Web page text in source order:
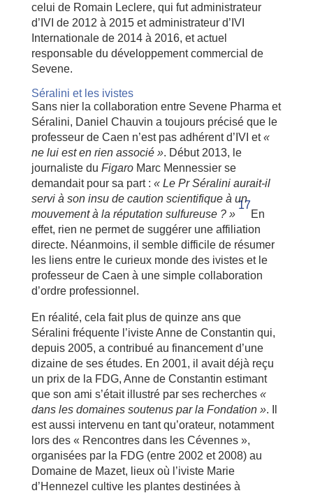
celui de Romain Leclere, qui fut administrateur
d’IVI de 2012 à 2015 et administrateur d’IVI
Internationale de 2014 à 2016, et actuel
responsable du développement commercial de
Sevene.
Séralini et les ivistes
Sans nier la collaboration entre Sevene Pharma et
Séralini, Daniel Chauvin a toujours précisé que le
professeur de Caen n’est pas adhérent d’IVI et«
ne lui est en rien associé ». Début 2013, le
journaliste du FigaroMarc Mennessier se
demandait pour sa part : « Le Pr Séralini aurait-il
servi à son insu de caution scientifique à un
mouvement à la réputation sulfureuse ? »
17
En
effet, rien ne permet de suggérer une affiliation
directe. Néanmoins, il semble difficile de résumer
les liens entre le curieux monde des ivistes et le
professeur de Caen à une simple collaboration
d’ordre professionnel.
En réalité, cela fait plus de quinze ans que
Séralini fréquente l’iviste Anne de Constantin qui,
depuis 2005, a contribué au financement d’une
dizaine de ses études. En 2001, il avait déjà reçu
un prix de la FDG, Anne de Constantin estimant
que son ami s’était illustré par ses recherches «
dans les domaines soutenus par la Fondation ». Il
est aussi intervenu en tant qu’orateur, notamment
lors des « Rencontres dans les Cévennes »,
organisées par la FDG (entre 2002 et 2008) au
Domaine de Mazet, lieux où l’iviste Marie
d’Hennezel cultive les plantes destinées à